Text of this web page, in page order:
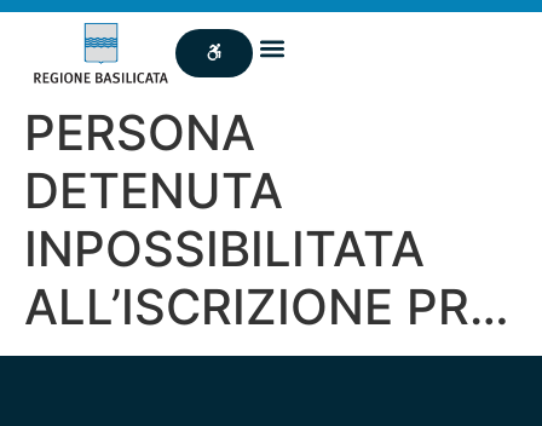
PERSONA
DETENUTA
INPOSSIBILITATA
ALL’ISCRIZIONE PR…